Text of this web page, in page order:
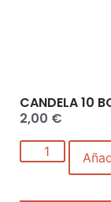
CANDELA 10
2,00 €